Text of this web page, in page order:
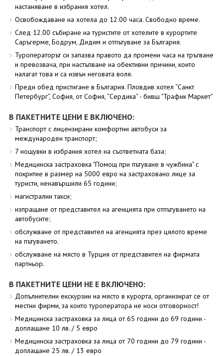
настаняване в избрания хотел.
Освобождаване на хотела до 12.00 часа. Свободно време.
След 12.00 събиране на туристите от хотелите в курортите
Саръгерме, Бодрум, Дидим и отпътуване за България.
Туроператорът си запазва правото да промени часа на тръгване
и превозвача, при настъпване на обективни причини, които
налагат това и са извън неговата воля.
Преди обед пристигане в България. Пловдив хотел “Санкт
Петербург”, София, от София, “Сердика” - бивш "Трафик Маркет"
В ПАКЕТНИТЕ ЦЕНИ Е ВКЛЮЧЕНО:
Транспорт с лицензирани комфортни автобуси за
международен транспорт;
7 нощувки в избрания хотел на съответната база;
Медицинска застраховка "Помощ при пътуване в чужбина" с
покритие в размер на 5000 евро на застраховано лице за
туристи, ненавършили 65 години;
магистрални такси;
изпращане от представител на агенцията при отпътуването на
автобусите;
обслужване от представител на агенцията през цялото време
на пътуването.
обслужване на място в Турция от представител на фирмата
партньор.
В ПАКЕТНИТЕ ЦЕНИ НЕ Е ВКЛЮЧЕНО:
Допълнителни екскурзии на място в курорта, организират се от
местни фирми, за които туроператора не носи отговорност!
Медицинска застраховка за лица от 65 години до 69 години -
доплащане 10 лв. / 5 евро
Медицинска застраховка за лица от 70 години до 79 години -
доплащане 25 лв. / 13 евро